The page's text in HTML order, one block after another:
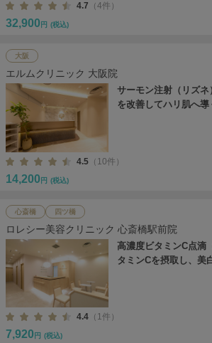
4.7 （4件）
32,900 円 (税込)
大阪
エルムクリニック 大阪院
サーモン注射（リズ
を改善してハリ肌へ導
4.5 （10件）
14,200 円 (税込)
心斎橋 四ツ橋
ロレシー美容クリニック 心斎橋駅前院
高濃度ビタミンC点滴
タミンCを摂取し、美
4.4 （1件）
7,920 円 (税込)